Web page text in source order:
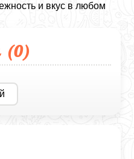
и вкус в любом
(0)